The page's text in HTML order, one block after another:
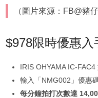
（圖片來源：FB@豬
$978限時優惠
IRIS OHYAMA IC-FAC4
輸入「NMG002」優惠
每分鐘拍打次數達